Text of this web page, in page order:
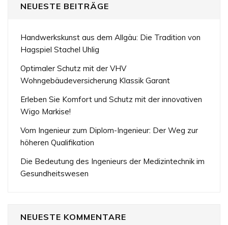
NEUESTE BEITRÄGE
Handwerkskunst aus dem Allgäu: Die Tradition von
Hagspiel Stachel Uhlig
Optimaler Schutz mit der VHV
Wohngebäudeversicherung Klassik Garant
Erleben Sie Komfort und Schutz mit der innovativen
Wigo Markise!
Vom Ingenieur zum Diplom-Ingenieur: Der Weg zur
höheren Qualifikation
Die Bedeutung des Ingenieurs der Medizintechnik im
Gesundheitswesen
NEUESTE KOMMENTARE